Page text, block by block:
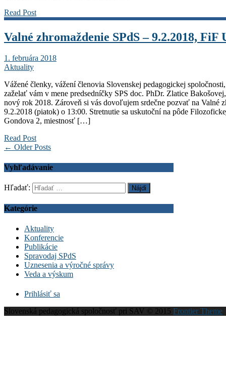
Read Post
Valné zhromaždenie SPdS – 9.2.2018, FiF
1. februára 2018
Aktuality
Vážené členky, vážení členovia Slovenskej pedagogickej
zaželať vám v mene predsedníčky SPS doc. PhDr. Zlatice
nový rok 2018. Zároveň si vás dovoľujem srdečne pozvať na Valné
9.2.2018 (piatok) o 13:00. Stretnutie sa uskutoční na pôde
Gondova 2, miestnosť […]
Read Post
← Older Posts
Vyhľadávanie
Hľadať:
Kategórie
Aktuality
Konferencie
Publikácie
Spravodaj SPdS
Uznesenia a výročné správy
Veda a výskum
Prihlásiť sa
Slovenská pedagogická spoločnosť pri SAV © 2015 Frontier Theme